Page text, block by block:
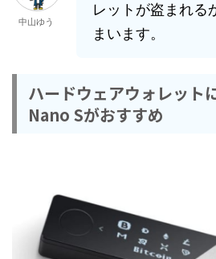
中山ゆう
レットが盗まれる
まいます。
ハードウェアウォレット
Nano Sがおすすめ